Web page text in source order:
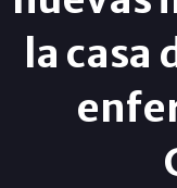
la casa